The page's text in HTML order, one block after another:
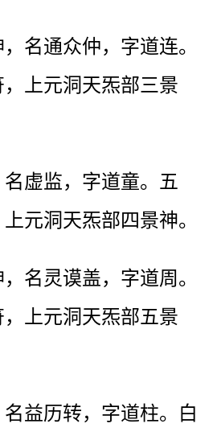
名通众仲，字道连。
上元洞天炁部三景
名虚监，字道童。五
元洞天炁部四景神。
名灵谟盖，字道周。
上元洞天炁部五景
名益历转，字道柱。白